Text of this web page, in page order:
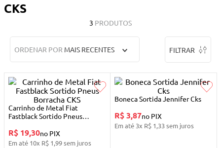
CKS
3 PRODUTOS
ORDENAR POR MAIS RECENTES FILTRAR
Carrinho de Metal Fiat
Fastblack Sortido Pneus
R$ 19,30no PIX
Em até 10x R$ 1,99sem juros
Boneca Sortida Jennifer Cks
R$ 3,87no PIX
Em até 3x R$ 1,33sem juros
2º
brinquedo
3º
máquina costura
5º
cosmetico
carrinho reversível
8º
mesa dobrável notebook